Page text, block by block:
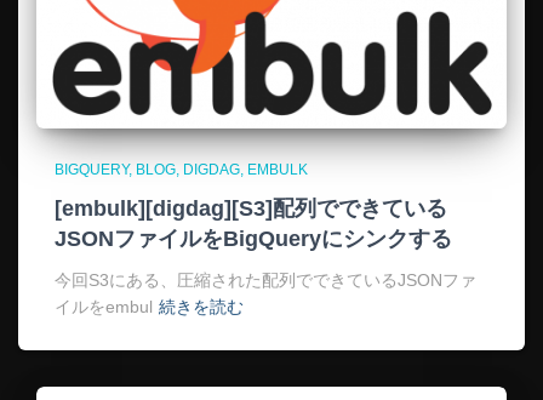
BIGQUERY BLOG DIGDAG EMBULK
[embulk][digdag][S3]配列でできている
JSONファイルをBigQueryにシンクする
今回S3にある、圧縮された配列でできているJSONファ
イルをembul 続きを読む